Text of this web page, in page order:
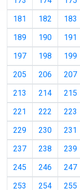
181
182 183
189
190 191
197
198 199
205
206 207
213
214 215
221
222 223
229
230 231
237
238 239
245
246 247
253
254 255